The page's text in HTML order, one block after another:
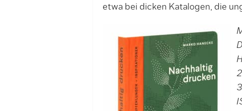
etwa bei dicken Katalogen, die